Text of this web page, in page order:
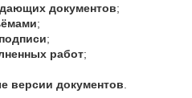
документов;
;
;
работ;
версии документов